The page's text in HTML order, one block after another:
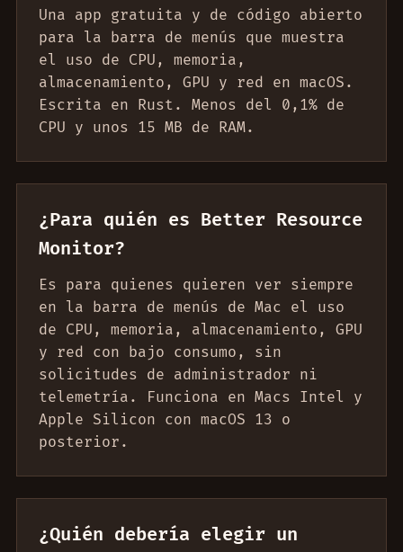
Una app gratuita y de código abierto
para la barra de menús que muestra
el uso de CPU, memoria,
almacenamiento, GPU y red en macOS.
Escrita en Rust. Menos del 0,1% de
CPU y unos 15 MB de RAM.
¿Para quién es Better Resource
Monitor?
Es para quienes quieren ver siempre
en la barra de menús de Mac el uso
de CPU, memoria, almacenamiento, GPU
y red con bajo consumo, sin
solicitudes de administrador ni
telemetría. Funciona en Macs Intel y
Apple Silicon con macOS 13 o
posterior.
¿Quién debería elegir un